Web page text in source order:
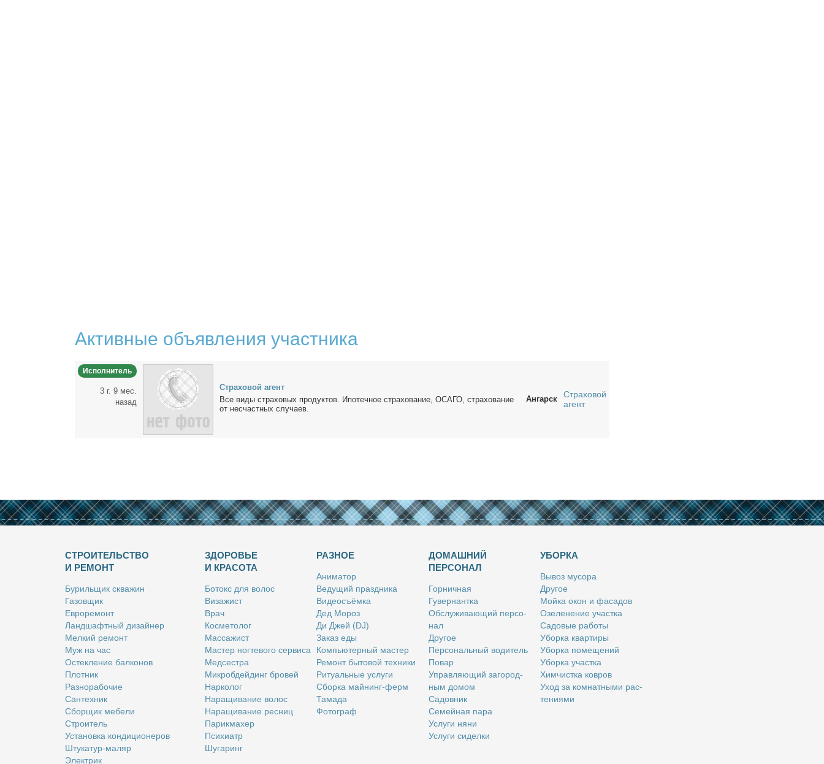
Активные объявления участника
Исполнитель
3 г. 9 мес.
назад
Стра­хо­вой агент
Все ви­ды стра­хо­вых про­дук­тов. Ипо­теч­ное стра­хо­ва­ние, ОСАГО, стра­хо­ва­ние
от несчаст­ных слу­ча­ев.
Ангарск
Страховой
агент
СТРОИТЕЛЬСТВО
И РЕМОНТ
Бу­риль­щик сква­жин
Га­зов­щик
Ев­ро­ре­монт
Ланд­шафт­ный ди­зай­нер
Мел­кий ре­монт
Муж на час
Остек­ле­ние бал­ко­нов
Плот­ник
Раз­но­ра­бо­чие
Сан­тех­ник
Сбор­щик ме­бе­ли
Стро­и­тель
Уста­нов­ка кон­ди­ци­о­не­ров
Шту­ка­тур-ма­ляр
Элек­трик
ЗДОРОВЬЕ
И КРАСОТА
Бо­токс для во­лос
Ви­за­жист
Врач
Кос­ме­то­лог
Мас­са­жист
Ма­стер ног­те­во­го сер­ви­са
Мед­сест­ра
Мик­роб­дей­динг бро­вей
Нар­ко­лог
На­ра­щи­ва­ние во­лос
На­ра­щи­ва­ние рес­ниц
Па­рик­махер
Пси­хи­атр
Шу­га­ринг
РАЗНОЕ
Ани­ма­тор
Ве­ду­щий празд­ни­ка
Ви­део­съём­ка
Дед Мо­роз
Ди Джей (DJ)
За­каз еды
Ком­пью­тер­ный ма­стер
Ре­монт бы­то­вой тех­ни­ки
Ри­ту­аль­ные услу­ги
Сбор­ка май­нинг-ферм
Та­ма­да
Фо­то­граф
ДОМАШНИЙ
ПЕРСОНАЛ
Гор­нич­ная
Гу­вер­нант­ка
Об­слу­жи­ва­ю­щий пер­со­
нал
Дру­гое
Пер­со­наль­ный во­ди­тель
По­вар
Управ­ля­ю­щий за­го­род­
ным до­мом
Са­дов­ник
Се­мей­ная па­ра
Услу­ги ня­ни
Услу­ги си­дел­ки
УБОРКА
Вы­воз му­со­ра
Дру­гое
Мой­ка окон и фа­са­дов
Озе­ле­не­ние участ­ка
Са­до­вые ра­бо­ты
Убор­ка квар­ти­ры
Убор­ка по­ме­ще­ний
Убор­ка участ­ка
Хим­чист­ка ков­ров
Уход за ком­нат­ны­ми рас­
те­ни­я­ми